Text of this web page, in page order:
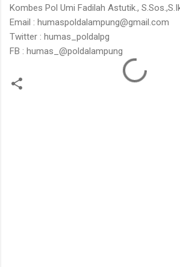
Kombes Pol Umi Fadilah Astutik.,
Email : humaspoldalampung@gmail.com
Twitter : humas_poldalpg
FB : humas_@poldalampung